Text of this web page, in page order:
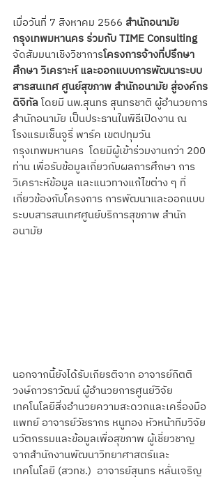
เมื่อวันที่ 7 สิงหาคม 2566 สำนักอนามัย
กรุงเทพมหานคร ร่วมกับ TIME Consulting
จัดสัมมนาเชิงวิชาการโครงการจ้างที่ปรึกษา
ศึกษา วิเคราะห์ และออกแบบการพัฒนาระบบ
สารสนเทศ ศูนย์สุขภาพ สำนักอนามัย สู่องค์กร
ดิจิทัล โดยมี นพ.สุนทร สุนทรชาติ ผู้อำนวยการ
สำนักอนามัย เป็นประธานในพิธีเปิดงาน ณ
โรงแรมเซ็นจูรี่ พาร์ค เขตปทุมวัน
กรุงเทพมหานคร  โดยมีผู้เข้าร่วมงานกว่า 200
ท่าน เพื่อรับข้อมูลเกี่ยวกับผลการศึกษา การ
วิเคราะห์ข้อมูล และแนวทางแก้ไขต่าง ๆ ที่
เกี่ยวข้องกับโครงการ การพัฒนาและออกแบบ
ระบบสารสนเทศศูนย์บริการสุขภาพ สำนัก
อนามัย
นอกจากนี้ยังได้รับเกียรติจาก อาจารย์กิตติ
วงษ์ถาวราวัฒน์ ผู้อำนวยการศูนย์วิจัย
เทคโนโลยีสิ่งอำนวยความสะดวกและเครื่องมือ
แพทย์ อาจารย์วัชรากร หนูทอง หัวหน้าทีมวิจัย
นวัตกรรมและข้อมูลเพื่อสุขภาพ ผู้เชี่ยวชาญ
จากสำนักงานพัฒนาวิทยาศาสตร์และ
เทคโนโลยี (สวทช.)  อาจารย์สุนทร หลั่นเจริญ